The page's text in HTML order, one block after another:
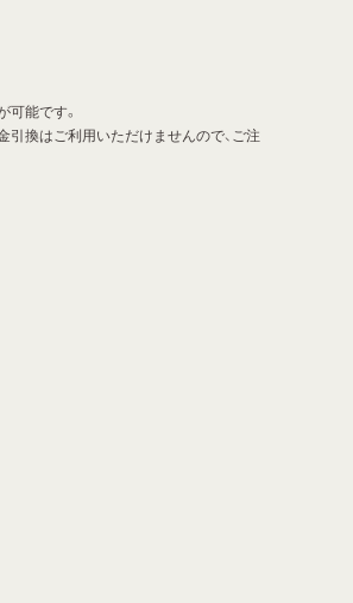
能です。
引換はご利用いただけませんので、ご注